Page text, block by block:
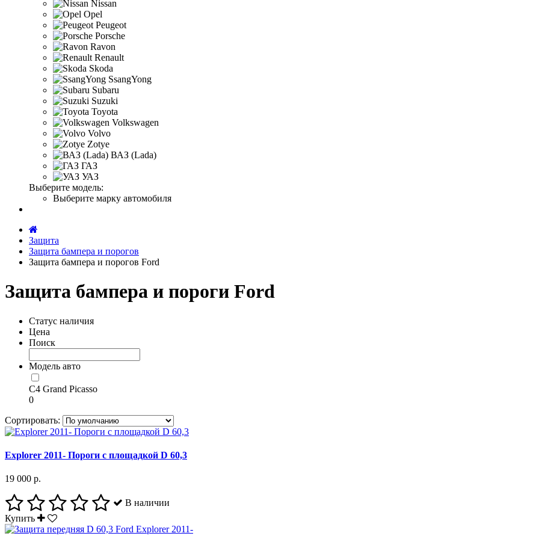
Nissan
Opel
Peugeot
Porsche
Ravon
Renault
Skoda
SsangYong
Subaru
Suzuki
Toyota
Volkswagen
Volvo
Zotye
ВАЗ (Lada)
ГАЗ
УАЗ
Выберите модель:
Выберите марку автомобиля
Защита
Защита бампера и порогов
Защита бампера и порогов Ford
Защита бампера и пороги Ford
Статус наличия
Цена
Поиск
Модель авто
C4 Grand Picasso
0
Сортировать:
Explorer 2011- Пороги с площадкой D 60,3
19 000 р.
В наличии
Купить